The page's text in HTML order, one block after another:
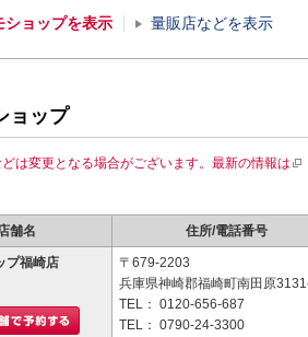
ショップを表示 量販店などを表示
ョップ
は変更となる場合がございます。最新の情報は
舗名 住所/電話番号
プ福崎店
〒679-2203
兵庫県神崎郡福崎町南田原
TEL： 0120-656-687
TEL： 0790-24-3300